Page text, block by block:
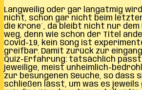
Langweilig oder gar langatmig
nicht, schon gar nicht beim
die Krone´, da bleibt nicht nur
weg, denn wie schon der Titel
Covid-19, kein Song ist
greifbar. Damit zurück zur
Quiz-Erfahrung: tatsächlich
jeweilige, meist unheimlich-
zur besungenen Seuche, so dass
schließen lässt, um was es jeweils